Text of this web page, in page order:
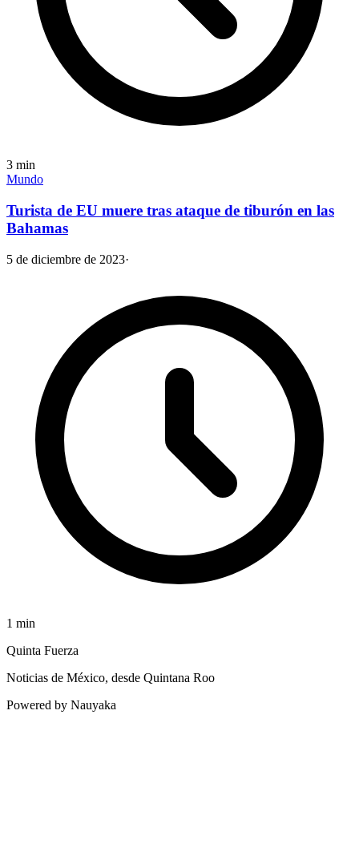
3 min
Mundo
Turista de EU muere tras ataque de tiburón en las
Bahamas
5 de diciembre de 2023·
1 min
Quinta Fuerza
Noticias de México, desde Quintana Roo
Powered by Nauyaka